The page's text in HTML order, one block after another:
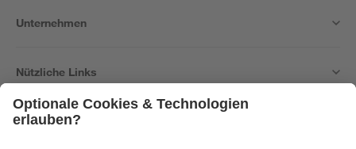
Unternehmen
Nützliche Links